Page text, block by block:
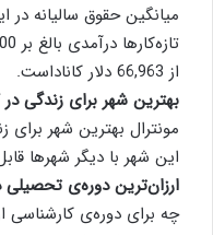
از 66,963 دلار كاناداست.
بهترین شهر برای زندگی
مونترال بهترین شهر
این شهر با دیگر شهرها
ارزان‌ترین دوره‌ی
چه برای دوره‌ی كارشناسی